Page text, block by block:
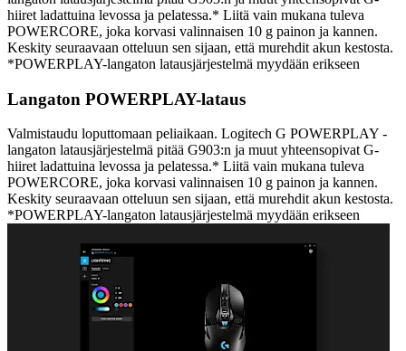
hiiret ladattuina levossa ja pelatessa.* Liitä vain mukana tuleva
POWERCORE, joka korvasi valinnaisen 10 g painon ja kannen.
Keskity seuraavaan otteluun sen sijaan, että murehdit akun kestosta.
*POWERPLAY-langaton latausjärjestelmä myydään erikseen
Langaton POWERPLAY-lataus
Valmistaudu loputtomaan peliaikaan. Logitech G POWERPLAY -
langaton latausjärjestelmä pitää G903:n ja muut yhteensopivat G-
hiiret ladattuina levossa ja pelatessa.* Liitä vain mukana tuleva
POWERCORE, joka korvasi valinnaisen 10 g painon ja kannen.
Keskity seuraavaan otteluun sen sijaan, että murehdit akun kestosta.
*POWERPLAY-langaton latausjärjestelmä myydään erikseen